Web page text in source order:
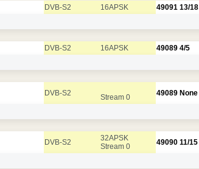
DVB-S2 16APSK 49091 13/18
DVB-S2 16APSK 49089 4/5
DVB-S2 Stream 0 49089 None
DVB-S2
32APSK
Stream 0
49090 11/15